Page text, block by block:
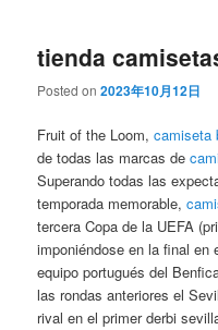
tienda
Posted on2023年10月12日
Fruit of the Loom,camiseta
de todas las marcas de
Superando todas las
temporada memorable,
tercera Copa de la UEFA
imponiéndose en la final en
equipo portugués del
las rondas anteriores el
rival en el primer derbi